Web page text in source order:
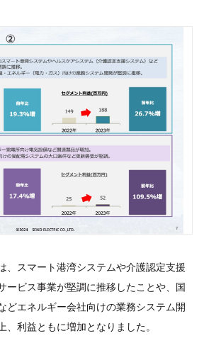
、スマート港湾システムや介護認定支援
ービス事業が堅調に推移したことや、国
どエネルギー会社向けの業務システム開
、利益ともに増加となりました。